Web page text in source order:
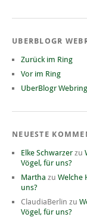
UBERBLOGR
Zurück im Ring
Vor im Ring
UberBlogr Webring
NEUESTE
Elke Schwarzer zu
Vögel, für uns?
Martha zu Welche
uns?
ClaudiaBerlin zu
Vögel, für uns?